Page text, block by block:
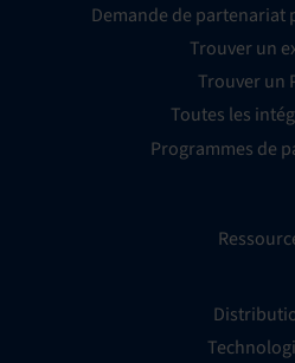
Demande de partenariat
Trouver un
Trouver un
Toutes les
Programmes de